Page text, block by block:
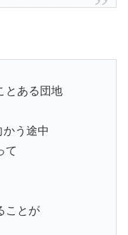
とある団地
う途中
て
ことが